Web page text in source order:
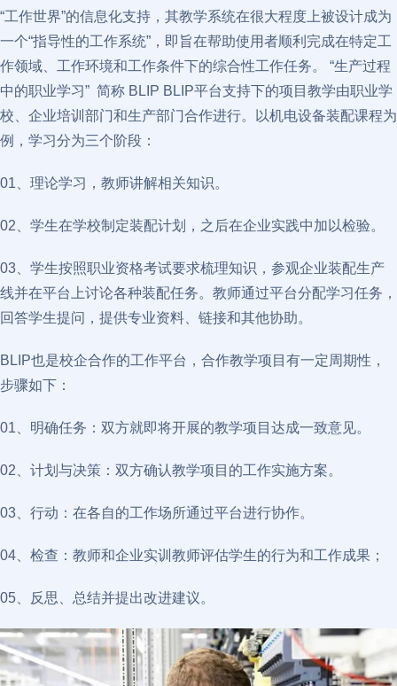
“工作世界”的信息化支持，其教学系统在很大程度上被设计成为
一个“指导性的工作系统”，即旨在帮助使用者顺利完成在特定工
作领域、工作环境和工作条件下的综合性工作任务。 “生产过程
中的职业学习” 简称 BLIP BLIP平台支持下的项目教学由职业学
校、企业培训部门和生产部门合作进行。以机电设备装配课程为
例，学习分为三个阶段：
01、理论学习，教师讲解相关知识。
02、学生在学校制定装配计划，之后在企业实践中加以检验。
03、学生按照职业资格考试要求梳理知识，参观企业装配生产
线并在平台上讨论各种装配任务。教师通过平台分配学习任务，
回答学生提问，提供专业资料、链接和其他协助。
BLIP也是校企合作的工作平台，合作教学项目有一定周期性，
步骤如下：
01、明确任务：双方就即将开展的教学项目达成一致意见。
02、计划与决策：双方确认教学项目的工作实施方案。
03、行动：在各自的工作场所通过平台进行协作。
04、检查：教师和企业实训教师评估学生的行为和工作成果；
05、反思、总结并提出改进建议。